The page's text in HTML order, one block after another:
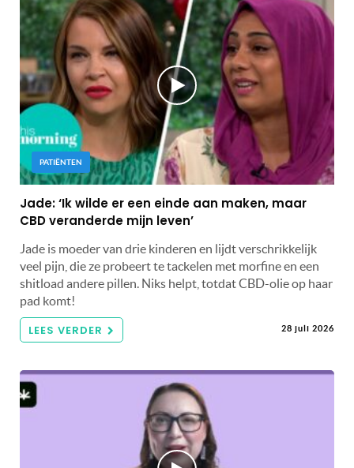
PATIËNTEN
Jade: ‘Ik wilde er een einde aan maken, maar
CBD veranderde mijn leven’
Jade is moeder van drie kinderen en lijdt verschrikkelijk
veel pijn, die ze probeert te tackelen met morfine en een
shitload andere pillen. Niks helpt, totdat CBD-olie op haar
pad komt!
LEES VERDER 28 juli 2026